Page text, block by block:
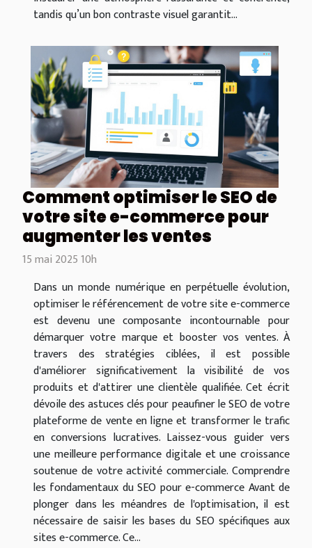
tandis qu’un bon contraste visuel garantit...
Comment optimiser le SEO de
votre site e-commerce pour
augmenter les ventes
15 mai 2025 10h
Dans un monde numérique en perpétuelle évolution,
optimiser le référencement de votre site e-commerce
est devenu une composante incontournable pour
démarquer votre marque et booster vos ventes. À
travers des stratégies ciblées, il est possible
d'améliorer significativement la visibilité de vos
produits et d'attirer une clientèle qualifiée. Cet écrit
dévoile des astuces clés pour peaufiner le SEO de votre
plateforme de vente en ligne et transformer le trafic
en conversions lucratives. Laissez-vous guider vers
une meilleure performance digitale et une croissance
soutenue de votre activité commerciale. Comprendre
les fondamentaux du SEO pour e-commerce Avant de
plonger dans les méandres de l'optimisation, il est
nécessaire de saisir les bases du SEO spécifiques aux
sites e-commerce. Ce...